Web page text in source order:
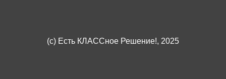
(c) Есть КЛАССное Решение!, 2025